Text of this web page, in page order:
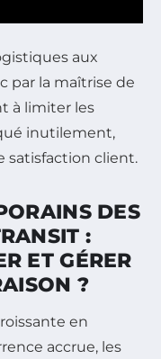
aux
par la maîtrise de
à limiter les
inutilement,
satisfaction client.
DES
:
ET GÉRER
?
en
accrue, les